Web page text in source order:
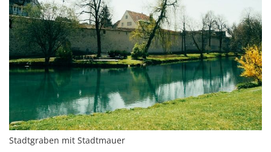
Stadtgraben mit Stadtmauer